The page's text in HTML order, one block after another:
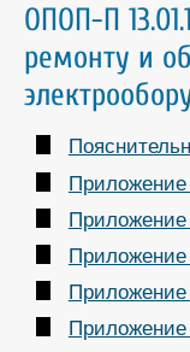
ОПОП-П
ремонту и
Приложение
Приложение
Приложение
Приложение
Приложение